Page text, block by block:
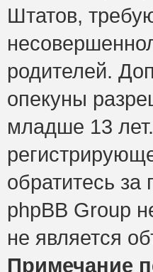
Штатов,
родителей.
опекуны
младше 13
обратитесь
phpBB Group
не является
Примечание